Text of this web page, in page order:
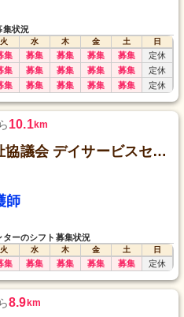
集状況
火 水 木 金 土
日
集 募集 募集 募集 募集 定休
集 募集 募集 募集 募集 定休
集 募集 募集 募集 募集 定休
10.1km
糸島市社会福祉協議会 デイサービスセンター
師
ーのシフト募集状況
火 水 木 金 土
日
集 募集 募集 募集 募集 定休
8.9km